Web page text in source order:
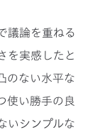
議論を重ねる
を実感したと
のない水平な
使い勝手の良
いシンプルな